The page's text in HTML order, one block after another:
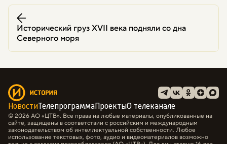
Исторический груз XVII века подняли со дна
Северного моря
Новости Телепрограмма ПроектыО телеканале
© 2026 АО «ЦТВ». Все права на любые материалы, опубликованные на
сайте, защищены в соответствии с российским и международным
законодательством об интеллектуальной собственности. Любое
использование текстовых, фото, аудио и видеоматериалов возможно